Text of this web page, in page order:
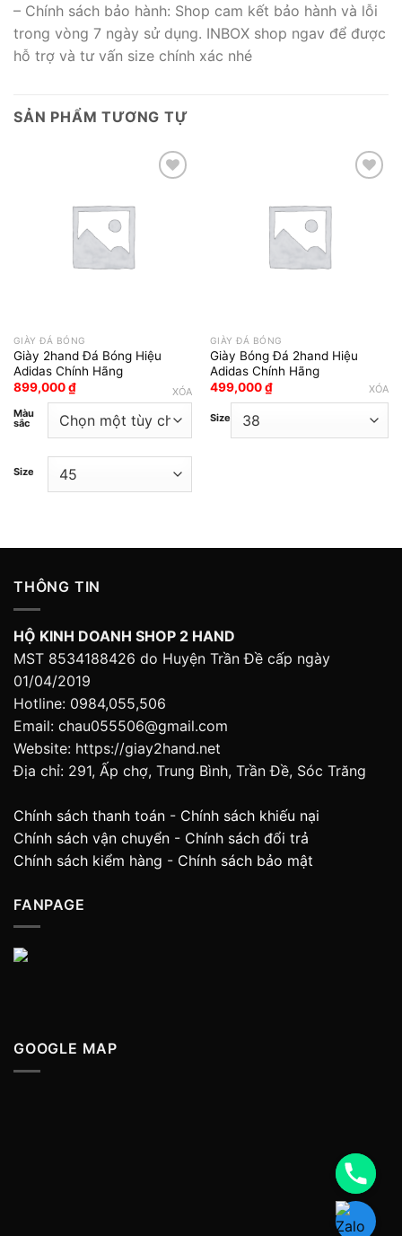
– Chính sách bảo hành: Shop cam kết bảo hành và lỗi
trong vòng 7 ngày sử dụng. INBOX shop ngav để được
hỗ trợ và tư vấn size chính xác nhé
SẢN PHẨM TƯƠNG TỰ
Add to wishlist
GIÀY ĐÁ BÓNG
Giày 2hand Đá Bóng Hiệu
Adidas Chính Hãng
899,000₫
Màu
sắc
Size
XÓA
Add to wishlist
GIÀY ĐÁ BÓNG
Giày Bóng Đá 2hand Hiệu
Adidas Chính Hãng
499,000₫
Size
XÓA
THÔNG TIN
HỘ KINH DOANH SHOP 2 HAND
MST 8534188426 do Huyện Trần Đề cấp ngày
01/04/2019
Hotline: 0984,055,506
Email: chau055506@gmail.com
Website: https://giay2hand.net
Địa chỉ: 291, Ấp chợ, Trung Bình, Trần Đề, Sóc Trăng
Chính sách thanh toán - Chính sách khiếu nại
Chính sách vận chuyển - Chính sách đổi trả
Chính sách kiểm hàng - Chính sách bảo mật
FANPAGE
GOOGLE MAP